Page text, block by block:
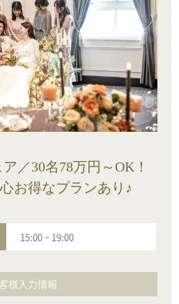
／30名78万円～OK！
お得なプランあり♪
15:00~ 19:00
様入力情報